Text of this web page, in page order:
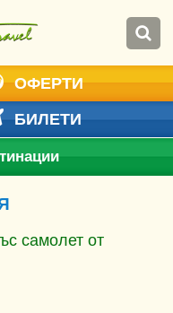
ОФЕРТИ
БИЛЕТИ
самолет от